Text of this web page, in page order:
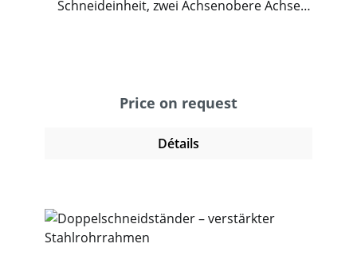
Schneideinheit, zwei Achsenobere Achse
Price on request
Détails